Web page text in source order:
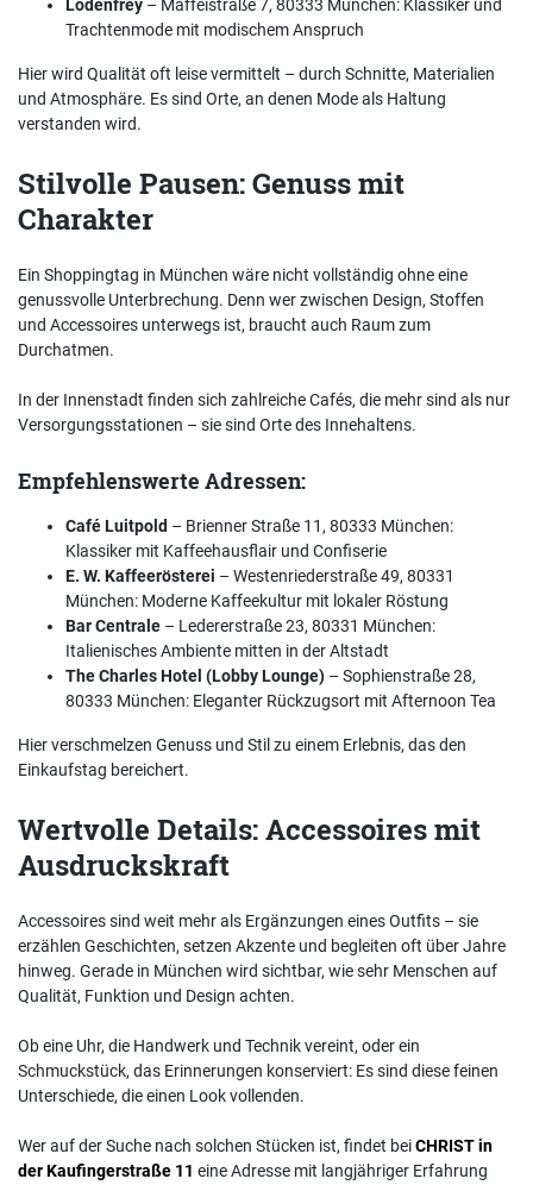
Lodenfrey – Maffeistraße 7, 80333 München: Klassiker und
Trachtenmode mit modischem Anspruch
Hier wird Qualität oft leise vermittelt – durch Schnitte, Materialien
und Atmosphäre. Es sind Orte, an denen Mode als Haltung
verstanden wird.
Stilvolle Pausen: Genuss mit
Charakter
Ein Shoppingtag in München wäre nicht vollständig ohne eine
genussvolle Unterbrechung. Denn wer zwischen Design, Stoffen
und Accessoires unterwegs ist, braucht auch Raum zum
Durchatmen.
In der Innenstadt finden sich zahlreiche Cafés, die mehr sind als nur
Versorgungsstationen – sie sind Orte des Innehaltens.
Empfehlenswerte Adressen:
Café Luitpold – Brienner Straße 11, 80333 München:
Klassiker mit Kaffeehausflair und Confiserie
E. W. Kaffeerösterei – Westenriederstraße 49, 80331
München: Moderne Kaffeekultur mit lokaler Röstung
Bar Centrale – Ledererstraße 23, 80331 München:
Italienisches Ambiente mitten in der Altstadt
The Charles Hotel (Lobby Lounge) – Sophienstraße 28,
80333 München: Eleganter Rückzugsort mit Afternoon Tea
Hier verschmelzen Genuss und Stil zu einem Erlebnis, das den
Einkaufstag bereichert.
Wertvolle Details: Accessoires mit
Ausdruckskraft
Accessoires sind weit mehr als Ergänzungen eines Outfits – sie
erzählen Geschichten, setzen Akzente und begleiten oft über Jahre
hinweg. Gerade in München wird sichtbar, wie sehr Menschen auf
Qualität, Funktion und Design achten.
Ob eine Uhr, die Handwerk und Technik vereint, oder ein
Schmuckstück, das Erinnerungen konserviert: Es sind diese feinen
Unterschiede, die einen Look vollenden.
Wer auf der Suche nach solchen Stücken ist, findet beiCHRIST in
der Kaufingerstraße 11 eine Adresse mit langjähriger Erfahrung